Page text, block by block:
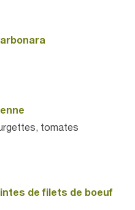
tomates
de filets de boeuf